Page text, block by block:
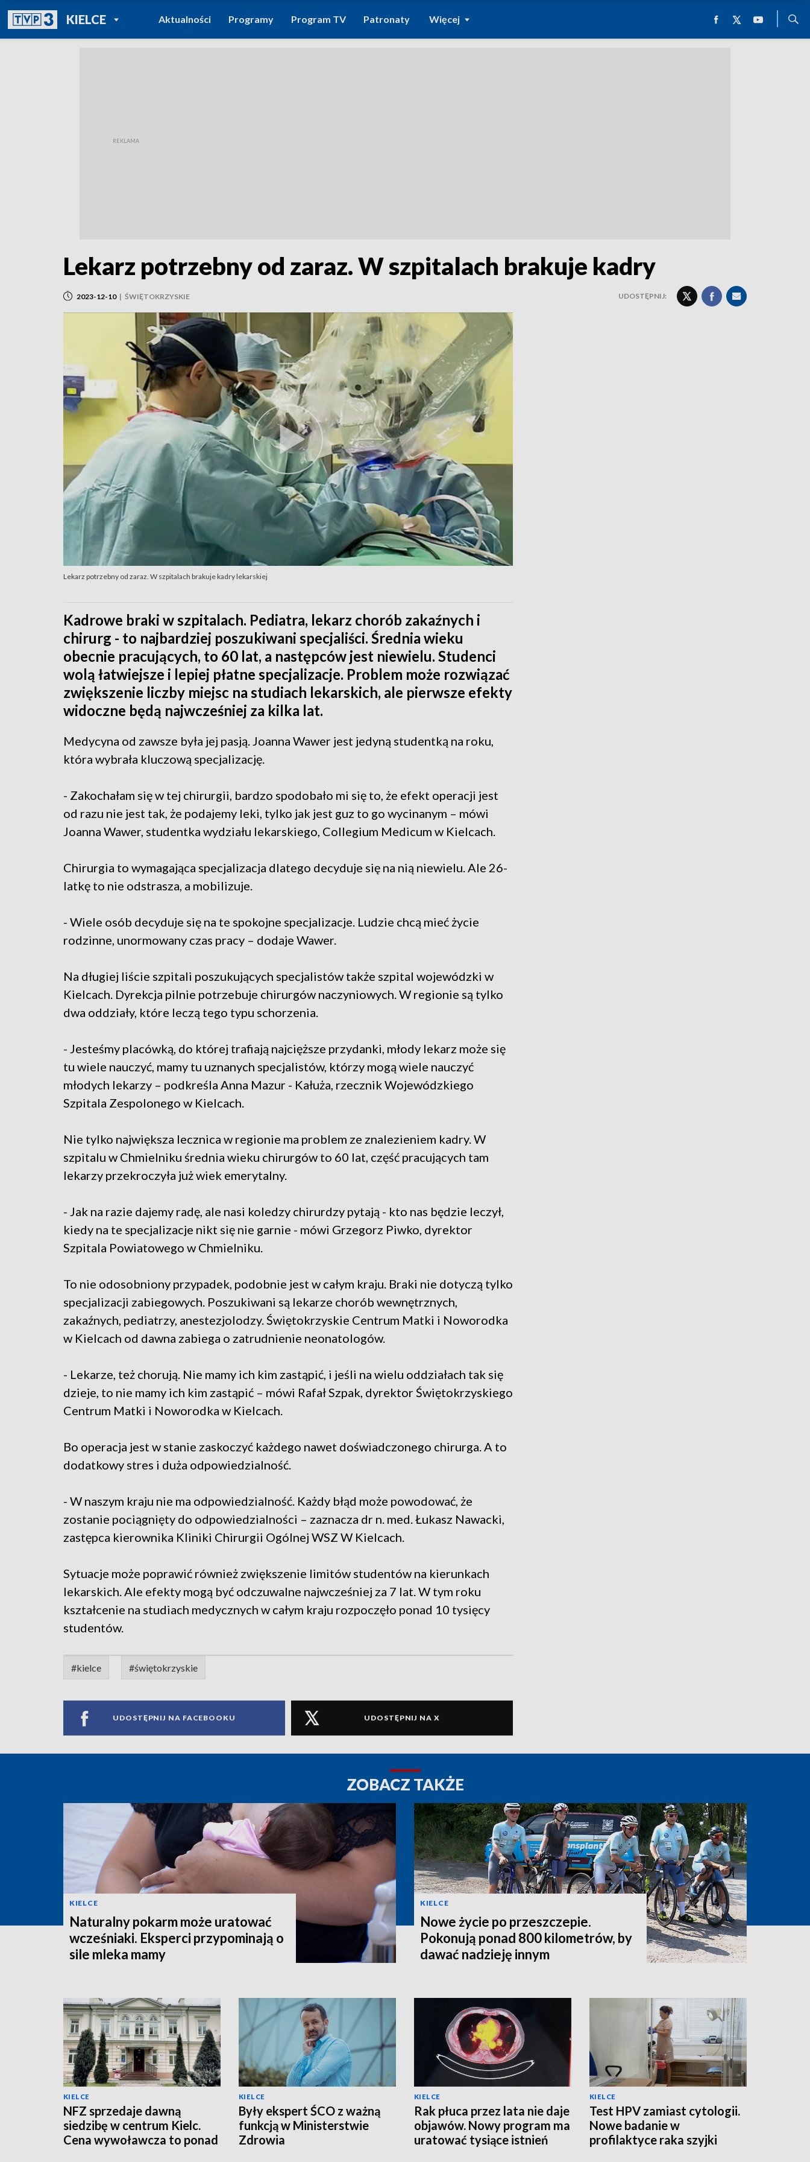
KIELCEPOWRÓT DO
TVP REGIONY
Aktualności Programy Program TV Patronaty Więcej
Lekarz potrzebny od zaraz. W szpitalach brakuje kadry
2023-12-10 | ŚWIĘTOKRZYSKIE UDOSTĘPNIJ:
Lekarz potrzebny od zaraz. W szpitalach brakuje kadry lekarskiej
Kadrowe braki w szpitalach. Pediatra, lekarz chorób zakaźnych i
chirurg - to najbardziej poszukiwani specjaliści. Średnia wieku
obecnie pracujących, to 60 lat, a następców jest niewielu. Studenci
wolą łatwiejsze i lepiej płatne specjalizacje. Problem może rozwiązać
zwiększenie liczby miejsc na studiach lekarskich, ale pierwsze efekty
widoczne będą najwcześniej za kilka lat.
Medycyna od zawsze była jej pasją. Joanna Wawer jest jedyną studentką na roku,
która wybrała kluczową specjalizację.
- Zakochałam się w tej chirurgii, bardzo spodobało mi się to, że efekt operacji jest
od razu nie jest tak, że podajemy leki, tylko jak jest guz to go wycinanym – mówi
Joanna Wawer, studentka wydziału lekarskiego, Collegium Medicum w Kielcach.
Chirurgia to wymagająca specjalizacja dlatego decyduje się na nią niewielu. Ale 26-
latkę to nie odstrasza, a mobilizuje.
- Wiele osób decyduje się na te spokojne specjalizacje. Ludzie chcą mieć życie
rodzinne, unormowany czas pracy – dodaje Wawer.
Na długiej liście szpitali poszukujących specjalistów także szpital wojewódzki w
Kielcach. Dyrekcja pilnie potrzebuje chirurgów naczyniowych. W regionie są tylko
dwa oddziały, które leczą tego typu schorzenia.
- Jesteśmy placówką, do której trafiają najcięższe przydanki, młody lekarz może się
tu wiele nauczyć, mamy tu uznanych specjalistów, którzy mogą wiele nauczyć
młodych lekarzy – podkreśla Anna Mazur - Kałuża, rzecznik Wojewódzkiego
Szpitala Zespolonego w Kielcach.
Nie tylko największa lecznica w regionie ma problem ze znalezieniem kadry. W
szpitalu w Chmielniku średnia wieku chirurgów to 60 lat, część pracujących tam
lekarzy przekroczyła już wiek emerytalny.
- Jak na razie dajemy radę, ale nasi koledzy chirurdzy pytają - kto nas będzie leczył,
kiedy na te specjalizacje nikt się nie garnie - mówi Grzegorz Piwko, dyrektor
Szpitala Powiatowego w Chmielniku.
To nie odosobniony przypadek, podobnie jest w całym kraju. Braki nie dotyczą tylko
specjalizacji zabiegowych. Poszukiwani są lekarze chorób wewnętrznych,
zakaźnych, pediatrzy, anestezjolodzy. Świętokrzyskie Centrum Matki i Noworodka
w Kielcach od dawna zabiega o zatrudnienie neonatologów.
- Lekarze, też chorują. Nie mamy ich kim zastąpić, i jeśli na wielu oddziałach tak się
dzieje, to nie mamy ich kim zastąpić – mówi Rafał Szpak, dyrektor Świętokrzyskiego
Centrum Matki i Noworodka w Kielcach.
Bo operacja jest w stanie zaskoczyć każdego nawet doświadczonego chirurga. A to
dodatkowy stres i duża odpowiedzialność.
- W naszym kraju nie ma odpowiedzialność. Każdy błąd może powodować, że
zostanie pociągnięty do odpowiedzialności – zaznacza dr n. med. Łukasz Nawacki,
zastępca kierownika Kliniki Chirurgii Ogólnej WSZ W Kielcach.
Sytuacje może poprawić również zwiększenie limitów studentów na kierunkach
lekarskich. Ale efekty mogą być odczuwalne najwcześniej za 7 lat. W tym roku
kształcenie na studiach medycznych w całym kraju rozpoczęło ponad 10 tysięcy
studentów.
#kielce #świętokrzyskie
UDOSTĘPNIJ NA FACEBOOKU UDOSTĘPNIJ NA X
ZOBACZ TAKŻE
KIELCE
Naturalny pokarm może uratować
wcześniaki. Eksperci przypominają o
sile mleka mamy
KIELCE
Nowe życie po przeszczepie.
Pokonują ponad 800 kilometrów, by
dawać nadzieję innym
KIELCE
NFZ sprzedaje dawną
siedzibę w centrum Kielc.
Cena wywoławcza to ponad
KIELCE
Były ekspert ŚCO z ważną
funkcją w Ministerstwie
Zdrowia
KIELCE
Rak płuca przez lata nie daje
objawów. Nowy program ma
uratować tysiące istnień
KIELCE
Test HPV zamiast cytologii.
Nowe badanie w
profilaktyce raka szyjki